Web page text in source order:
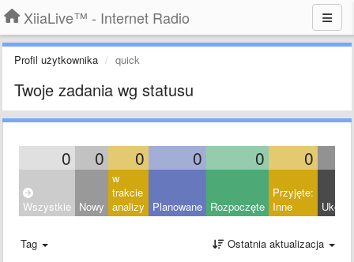
XiiaLive™ - Internet Radio
Profil użytkownika quick
Twoje zadania wg statusu
0 0 0 0 0 0
Wszystkie Nowy
w
trakcie
analizy
Planowane Rozpoczęte
Przyjęte:
Inne
Tag
Ostatnia aktualizacja